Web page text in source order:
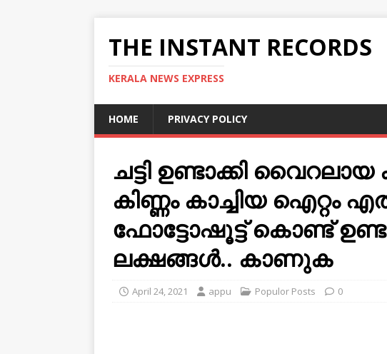
THE INSTANT RECORDS
KERALA NEWS EXPRESS
HOME PRIVACY POLICY
ചട്ടി ഉണ്ടാക്കി
കിണ്ണം കാച്ചിയ ഐറ്റം
ഫോട്ടോഷൂട്ട്‌ കൊണ്ട്
ലക്ഷങ്ങള്‍.. കാണുക
April 24, 2021 appu Populor Posts 0